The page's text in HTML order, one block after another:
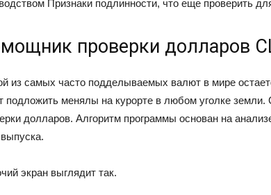
Признаки подлинности, что еще проверить
проверки долларов
из самых часто подделываемых валют в мире
подложить менялы на курорте в любом уголке
долларов. Алгоритм программы основан на
экран выглядит так.